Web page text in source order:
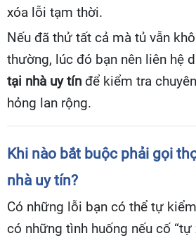
xóa lỗi tạm thời.
Nếu đã thử tất cả mà tủ vẫn
thường, lúc đó bạn nên liên hệ
tại nhà uy tín để kiểm tra
hỏng lan rộng.
Khi nào bắt buộc phải gọi
nhà uy tín?
Có những lỗi bạn có thể tự
có những tình huống nếu cố “tự